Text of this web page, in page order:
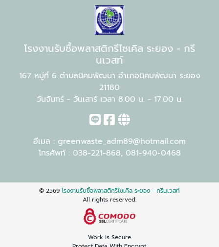
โรงงานรับซื้อพลาสติกรีไซเคิล ระยอง - กรี
นเวสท์
167 หมู่ที่ 6 ตำบลนิคมพัฒนา อำเภอนิคมพัฒนา ระยอง
21180
วันจันทร์ - วันเสาร์ เวลา 8.00 น. - 17.00 น.
อีเมล : greenwaste_adm89@hotmail.com
โทรศัพท์ : 038-221-868, 081-940-0468
© 2569 โรงงานรับซื้อพลาสติกรีไซเคิล ระยอง - กรีนเวสท์
All rights reserved.
Work is Secure